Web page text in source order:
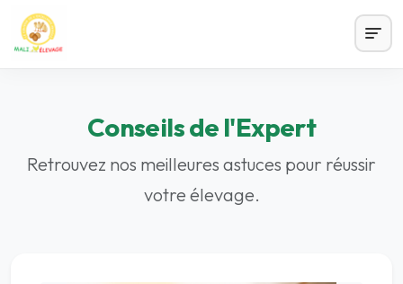
Conseils de l'Expert
Retrouvez nos meilleures astuces pour réussir
votre élevage.